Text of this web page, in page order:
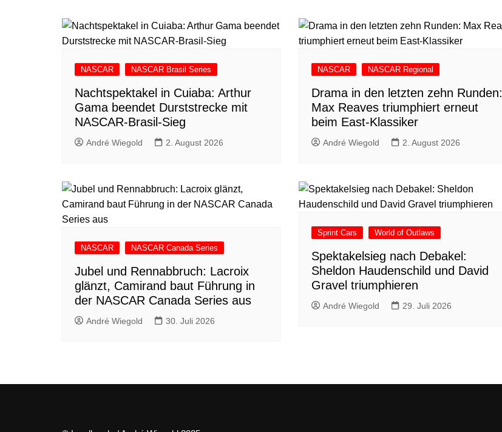
NASCAR NASCAR Brasil Series
Nachtspektakel in Cuiaba: Arthur
Gama beendet Durststrecke mit
NASCAR-Brasil-Sieg
André Wiegold 2. August 2026
NASCAR NASCAR Regional
Drama in den letzten zehn Runden:
Max Reaves triumphiert erneut
beim East-Klassiker
André Wiegold 2. August 2026
NASCAR NASCAR Canada Series
Jubel und Rennabbruch: Lacroix
glänzt, Camirand baut Führung in
der NASCAR Canada Series aus
André Wiegold 30. Juli 2026
Sprint Cars World of Outlaws
Spektakelsieg nach Debakel:
Sheldon Haudenschild und David
Gravel triumphieren
André Wiegold 29. Juli 2026